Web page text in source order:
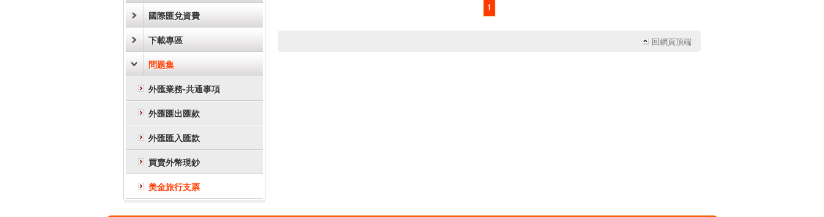
國際匯兌資費
下載專區
問題集
外匯業務-共通事項
外匯匯出匯款
外匯匯入匯款
買賣外幣現鈔
美金旅行支票
1
回網頁頂端